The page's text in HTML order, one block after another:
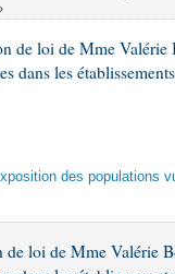
de loi de Mme
dans les
des populations
de loi de Mme Valérie